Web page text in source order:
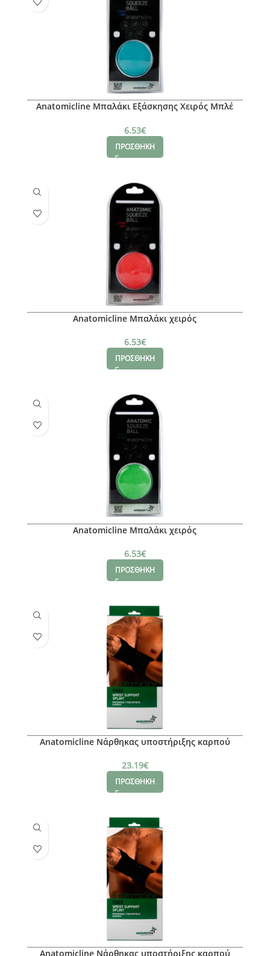
Anatomicline Μπαλάκι Εξάσκησης Χειρός Μπλέ
6.53€
ΠΡΟΣΘΗΚΗ
Anatomicline Μπαλάκι χειρός
6.53€
ΠΡΟΣΘΗΚΗ
Anatomicline Μπαλάκι χειρός
6.53€
ΠΡΟΣΘΗΚΗ
Anatomicline Νάρθηκας υποστήριξης καρπού
23.19€
ΠΡΟΣΘΗΚΗ
Anatomicline Νάρθηκας υποστήριξης καρπού